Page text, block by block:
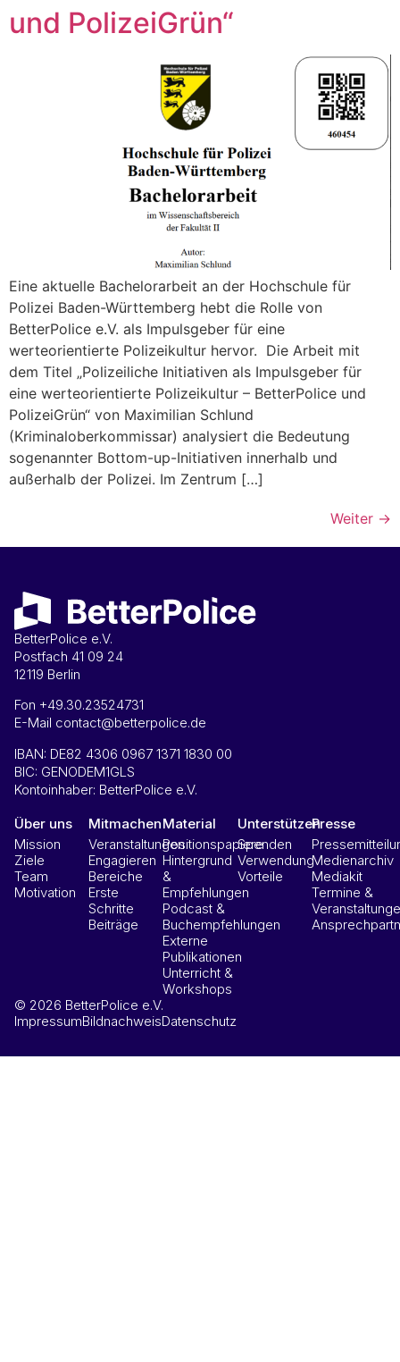
und PolizeiGrün“
Eine aktuelle Bachelorarbeit an der Hochschule für
Polizei Baden-Württemberg hebt die Rolle von
BetterPolice e.V. als Impulsgeber für eine
werteorientierte Polizeikultur hervor. Die Arbeit mit
dem Titel „Polizeiliche Initiativen als Impulsgeber für
eine werteorientierte Polizeikultur – BetterPolice und
PolizeiGrün“ von Maximilian Schlund
(Kriminaloberkommissar) analysiert die Bedeutung
sogenannter Bottom-up-Initiativen innerhalb und
außerhalb der Polizei. Im Zentrum […]
Weiter →
BetterPolice e.V.
Postfach 41 09 24
12119 Berlin
Fon +49.30.23524731
E-Mail contact@betterpolice.de
IBAN: DE82 4306 0967 1371 1830 00
BIC: GENODEM1GLS
Kontoinhaber: BetterPolice e.V.
Über uns
Mission
Ziele
Team
Motivation
Mitmachen
Veranstaltungen
Engagieren
Bereiche
Erste
Schritte
Beiträge
Material
Positionspapiere
Hintergrund
&
Empfehlungen
Podcast &
Buchempfehlungen
Externe
Publikationen
Unterricht &
Workshops
Unterstützen
Spenden
Verwendung
Vorteile
Presse
Medienarchiv
Mediakit
Termine &
© 2026 BetterPolice e.V.
ImpressumBildnachweisDatenschutz